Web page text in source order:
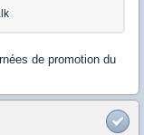
de promotion du